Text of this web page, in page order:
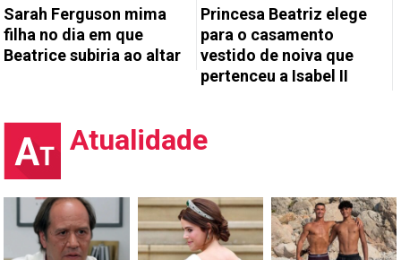
Sarah Ferguson mima
filha no dia em que
Beatrice subiria ao altar
Princesa Beatriz elege
para o casamento
vestido de noiva que
pertenceu a Isabel II
Atualidade